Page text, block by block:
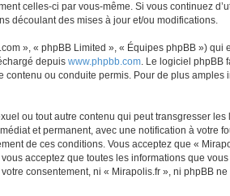
celles-ci par vous-même. Si vous continuez
découlant des mises à jour et/ou modifications.
», « phpBB Limited », « Équipes phpBB ») qui
depuis www.phpbb.com. Le logiciel phpBB
contenu ou conduite permis. Pour de plus amples
ou tout autre contenu qui peut transgresser les
et permanent, avec une notification à votre
de ces conditions. Vous acceptez que «
acceptez que toutes les informations que
consentement, ni « Mirapolis.fr », ni phpBB ne